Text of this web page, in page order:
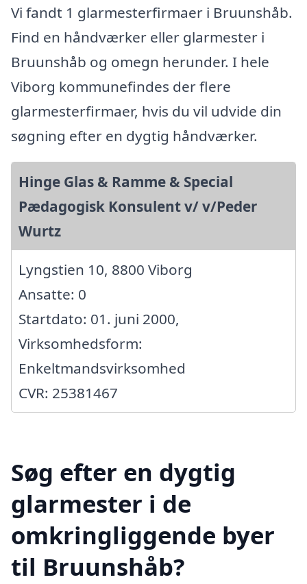
Vi fandt 1 glarmesterfirmaer i Bruunshåb.
Find en håndværker eller glarmester i
Bruunshåb og omegn herunder. I hele
Viborg kommunefindes der flere
glarmesterfirmaer, hvis du vil udvide din
søgning efter en dygtig håndværker.
Hinge Glas & Ramme & Special
Pædagogisk Konsulent v/ v/Peder
Wurtz
Lyngstien 10, 8800 Viborg
Ansatte: 0
Startdato: 01. juni 2000,
Virksomhedsform:
Enkeltmandsvirksomhed
CVR: 25381467
Søg efter en dygtig
glarmester i de
omkringliggende byer
til Bruunshåb?